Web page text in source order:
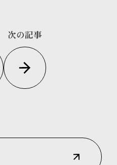
次の記事